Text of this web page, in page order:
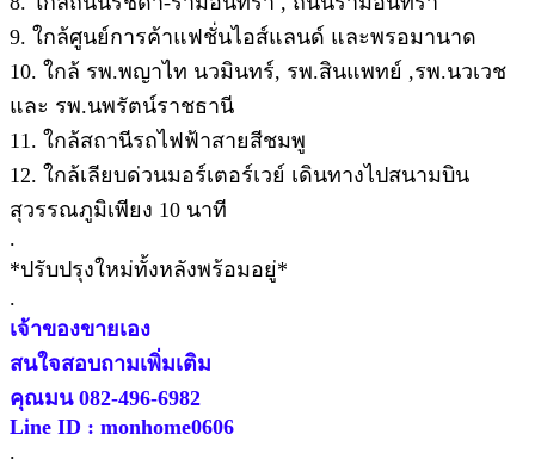
9. ใกล้ศูนย์การค้าแฟชั่นไอส์แลนด์ และพรอมานาด
10. ใกล้ รพ.พญาไท นวมินทร์, รพ.สินแพทย์ ,รพ.นวเวช
และ รพ.นพรัตน์ราชธานี
11. ใกล้สถานีรถไฟฟ้าสายสีชมพู
12. ใกล้เลียบด่วนมอร์เตอร์เวย์ เดินทางไปสนามบิน
สุวรรณภูมิเพียง 10 นาที
.
*ปรับปรุงใหม่ทั้งหลังพร้อมอยู่*
.
เจ้าของขายเอง
สนใจสอบถามเพิ่มเติม
คุณมน 082-496-6982
Line ID : monhome0606
.